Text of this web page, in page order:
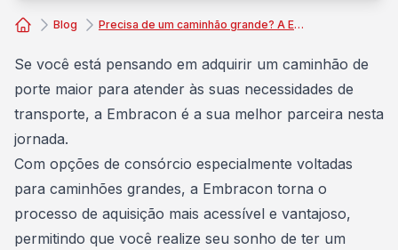
Blog Precisa de um caminhão grande? A Embracon vai te ajudar!
Se você está pensando em adquirir um caminhão de
porte maior para atender às suas necessidades de
transporte, a Embracon é a sua melhor parceira nesta
jornada.
Com opções de consórcio especialmente voltadas
para caminhões grandes, a Embracon torna o
processo de aquisição mais acessível e vantajoso,
permitindo que você realize seu sonho de ter um